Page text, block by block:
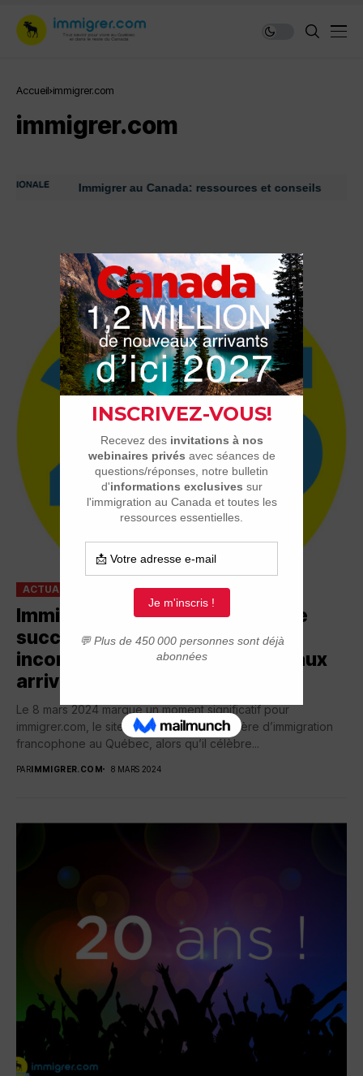
Accueil immigrer.com
immigrer.com
Immigrer au Canada: ressources et conseils
ACTUALITÉ LES VISITEURS SE LÂCHENT
Immigrer.com célèbre 25 ans de
succès : une référence
incontournable pour les nouveaux
arrivants
Le 8 mars 2024 marque un moment significatif pour
immigrer.com, le site de référence en matière d’immigration
francophone au Québec, alors qu’il célèbre...
PAR IMMIGRER.COM 8 MARS 2024